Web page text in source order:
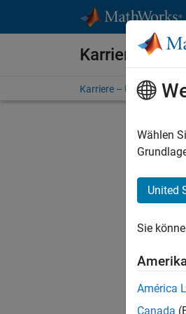
Karriere bei
Karriere – Übersicht
Wählen
United
Sie
América
Canada